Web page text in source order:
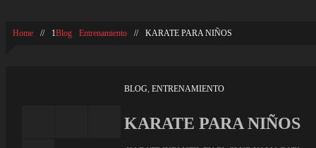
Home // 1Blog Entrenamiento // KARATE PARA NIÑOS
BLOG, ENTRENAMIENTO
KARATE PARA NIÑOS